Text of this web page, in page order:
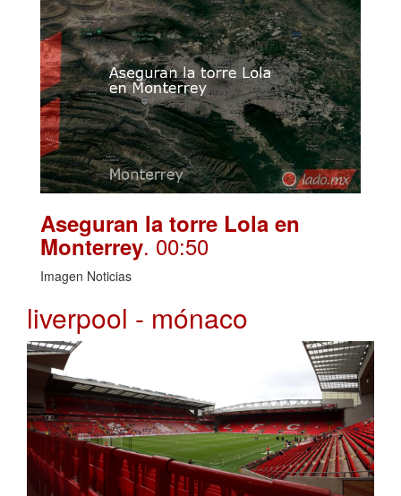
Aseguran la torre Lola en
Monterrey. 00:50
Imagen Noticias
liverpool - mónaco